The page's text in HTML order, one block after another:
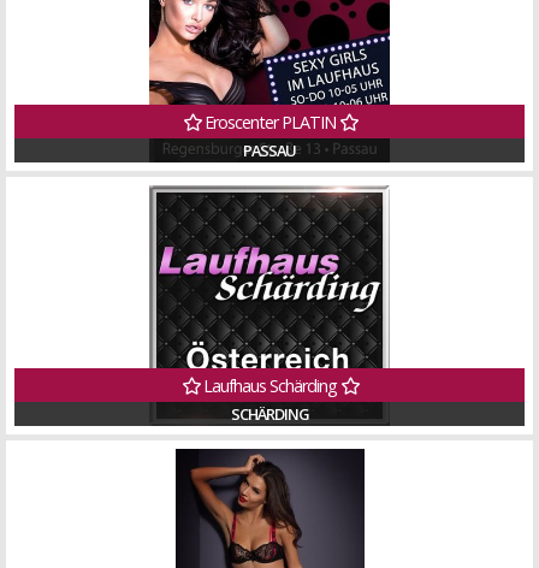
Eroscenter PLATIN
PASSAU
Laufhaus Schärding
SCHÄRDING